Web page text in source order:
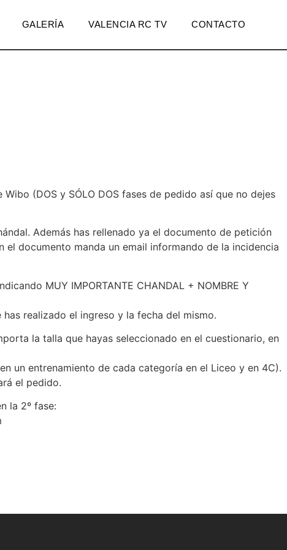
GALERÍA VALENCIA RC TV CONTACTO
(DOS y SÓLO DOS fases de pedido así que no dejes
Además has rellenado ya el documento de petición
documento manda un email informando de la incidencia
MUY IMPORTANTE CHANDAL + NOMBRE Y
realizado el ingreso y la fecha del mismo.
la talla que hayas seleccionado en el cuestionario, en
un entrenamiento de cada categoría en el Liceo y en 4C).
el pedido.
la 2º fase: